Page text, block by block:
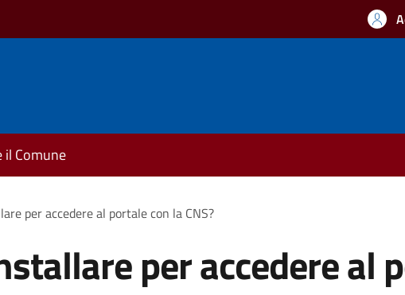
il Comune
per accedere al portale con la CNS?
per accedere al